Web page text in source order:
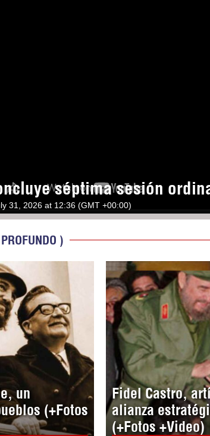
séptima sesión
31, 2026 at 12:36 (GMT +00:00)
)
un
(+Fotos
Fidel Castro,
alianza
(+Fotos +Video)